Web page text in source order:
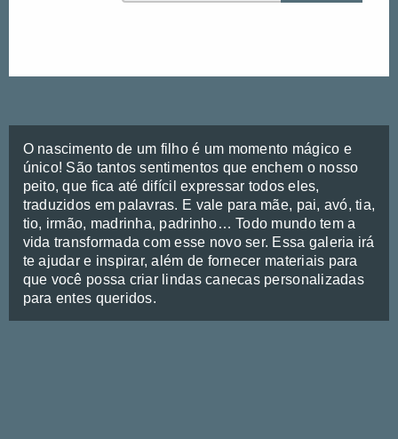
O nascimento de um filho é um momento mágico e
único! São tantos sentimentos que enchem o nosso
peito, que fica até difícil expressar todos eles,
traduzidos em palavras. E vale para mãe, pai, avó, tia,
tio, irmão, madrinha, padrinho… Todo mundo tem a
vida transformada com esse novo ser. Essa galeria irá
te ajudar e inspirar, além de fornecer materiais para
que você possa criar lindas canecas personalizadas
para entes queridos.